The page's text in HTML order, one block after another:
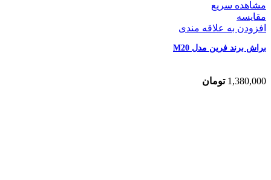
مشاهده سریع
مقایسه
افزودن به علاقه مندی
براش برند فرین مدل M20
1,380,000 تومان